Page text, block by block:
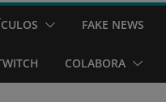
FAKE NEWS
COLABORA